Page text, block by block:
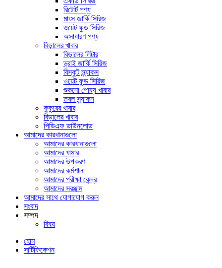
রিটোর্ট পণ্য
মাংস জার্কি সিরিজ
ওয়েট ফুড সিরিজ
অসাধারণ পণ্য
বিড়ালের খাবার
বিড়ালের লিটার
ড্রাই জার্কি সিরিজ
বিস্কুট স্ন্যাকস
ওয়েট ফুড সিরিজ
শুকনো পোষ্য খাবার
তরল স্ন্যাকস
কুকুরের খাবার
বিড়ালের খাবার
পিডিএফ ডাউনলোড
আমাদের কারখানাগুলো
আমাদের কারখানাগুলো
আমাদের খামার
আমাদের উপকরণ
আমাদের কর্মশালা
আমাদের পরীক্ষা কেন্দ্র
আমাদের সরঞ্জাম
আমাদের সাথে যোগাযোগ করুন
সংবাদ
সম্পদ
বিষয়
হোম
সার্টিফিকেশন